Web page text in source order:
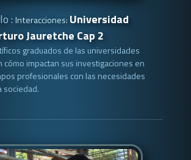
: Interacciones: Universidad
Jauretche Cap 2
graduados de las universidades
cómo impactan sus investigaciones en
profesionales con las necesidades
sociedad.